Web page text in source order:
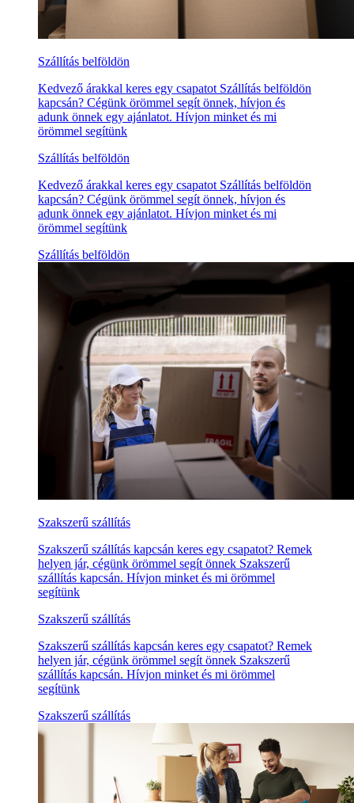
Szállítás belföldön
Kedvező árakkal keres egy csapatot Szállítás belföldön
kapcsán? Cégünk örömmel segít önnek, hívjon és
adunk önnek egy ajánlatot. Hívjon minket és mi
örömmel segítünk
Szállítás belföldön
Kedvező árakkal keres egy csapatot Szállítás belföldön
kapcsán? Cégünk örömmel segít önnek, hívjon és
adunk önnek egy ajánlatot. Hívjon minket és mi
örömmel segítünk
Szállítás belföldön
Szakszerű szállítás
Szakszerű szállítás kapcsán keres egy csapatot? Remek
helyen jár, cégünk örömmel segít önnek Szakszerű
szállítás kapcsán. Hívjon minket és mi örömmel
segítünk
Szakszerű szállítás
Szakszerű szállítás kapcsán keres egy csapatot? Remek
helyen jár, cégünk örömmel segít önnek Szakszerű
szállítás kapcsán. Hívjon minket és mi örömmel
segítünk
Szakszerű szállítás